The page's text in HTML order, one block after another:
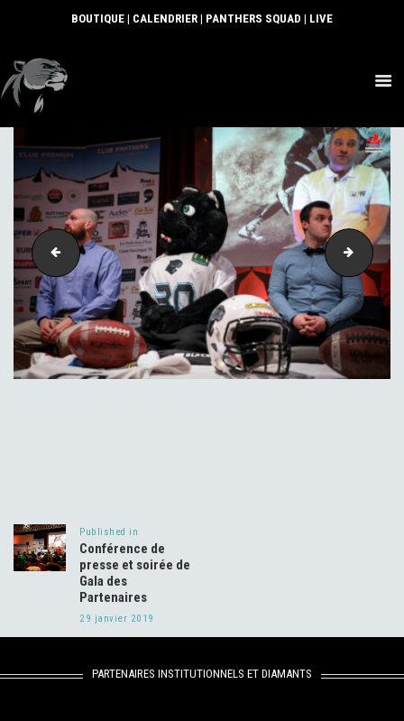
BOUTIQUE | CALENDRIER | PANTHERS SQUAD | LIVE
SECTIONS
CLUB
COMMUNAUTÉ
PARTENAIRES
CONTACT
050-3 059-3
l’article
Published in
post:
Conférence de
presse et soirée de
Gala des
Partenaires
29 janvier 2019
PARTENAIRES INSTITUTIONNELS ET DIAMANTS